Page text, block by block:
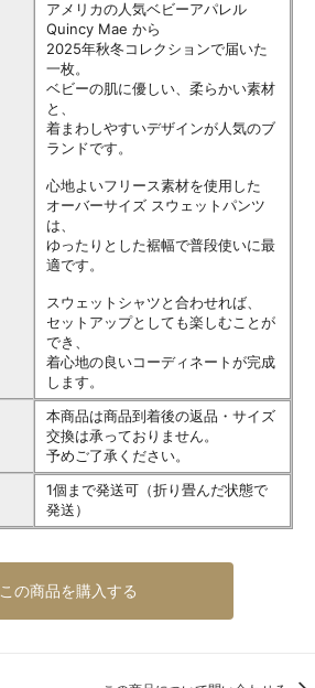
アメリカの人気ベビーアパレル
Quincy Mae から
2025年秋冬コレクションで届いた
一枚。
ベビーの肌に優しい、柔らかい素材
と、
着まわしやすいデザインが人気のブ
ランドです。
心地よいフリース素材を使用した
オーバーサイズ スウェットパンツ
は、
ゆったりとした裾幅で普段使いに最
適です。
スウェットシャツと合わせれば、
セットアップとしても楽しむことが
でき、
着心地の良いコーディネートが完成
します。
本商品は商品到着後の返品・サイズ
交換は承っておりません。
予めご了承ください。
1個まで発送可（折り畳んだ状態で
発送）
この商品を購入する